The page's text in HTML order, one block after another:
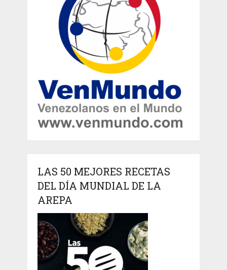
LAS 50 MEJORES RECETAS
DEL DÍA MUNDIAL DE LA
AREPA